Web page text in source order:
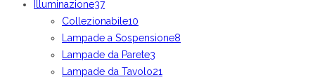
Illuminazione37
Collezionabile10
Lampade a Sospensione8
Lampade da Parete3
Lampade da Tavolo21